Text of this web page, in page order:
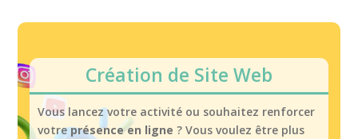
Création de Site Web
Vous lancez votre activité ou souhaitez renforcer
votreprésence en ligne ? Vous voulez être plus